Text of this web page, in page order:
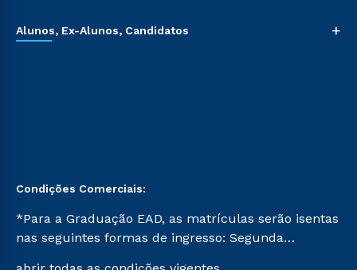
Alunos, Ex-Alunos, Candidatos +
Condições Comerciais:
*Para a Graduação EAD, as matrículas serão isentas
nas seguintes formas de ingresso: Segunda